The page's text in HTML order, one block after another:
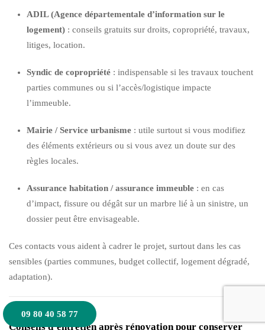
ADIL (Agence départementale d’information sur le
logement) : conseils gratuits sur droits, copropriété, travaux,
litiges, location.
Syndic de copropriété : indispensable si les travaux touchent
parties communes ou si l’accès/logistique impacte
l’immeuble.
Mairie / Service urbanisme : utile surtout si vous modifiez
des éléments extérieurs ou si vous avez un doute sur des
règles locales.
Assurance habitation / assurance immeuble : en cas
d’impact, fissure ou dégât sur un marbre lié à un sinistre, un
dossier peut être envisageable.
Ces contacts vous aident à cadrer le projet, surtout dans les cas
sensibles (parties communes, budget collectif, logement dégradé,
adaptation).
Conseils d’entretien après rénovation pour conserver
09 80 40 58 77